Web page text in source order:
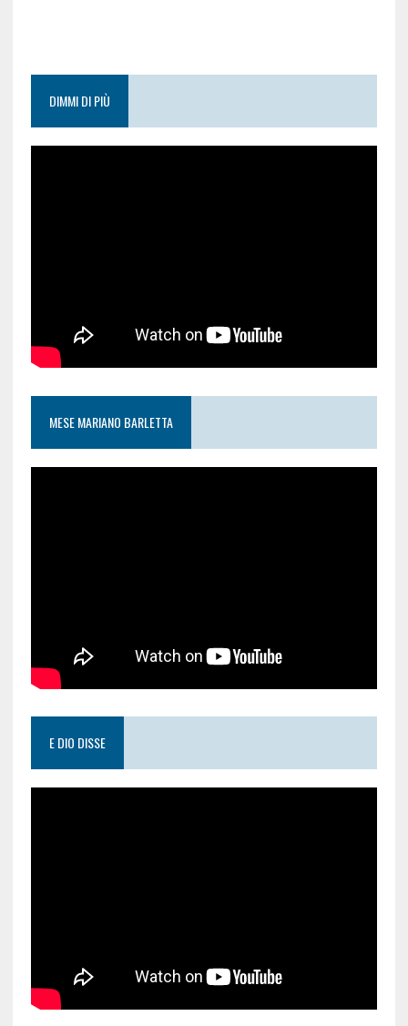
DIMMI DI PIÙ
MESE MARIANO BARLETTA
E DIO DISSE